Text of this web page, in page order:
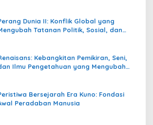
Dunia II: Konflik Global yang
Tatanan Politik, Sosial, dan
Kebangkitan Pemikiran, Seni,
Ilmu Pengetahuan yang Mengubah
Bersejarah Era Kuno: Fondasi
Peradaban Manusia